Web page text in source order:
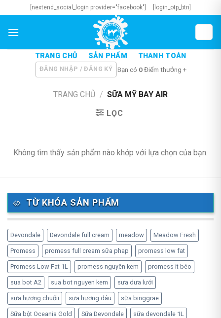
to
content
[nextend_social_login provider="facebook"] [login_otp_btn]
TRANG CHỦ SẢN PHẨM THANH TOÁN
ĐĂNG NHẬP / ĐĂNG KÝ Bạn có 0Điểm thưởng +
TRANG CHỦ / SỮA MỸ BAY AIR
LỌC
Không tìm thấy sản phẩm nào khớp với lựa chọn của bạn.
TỪ KHÓA SẢN PHẨM
Devondale Devondale full cream meadow Meadow Fresh
Promess promess full cream sữa phap promess low fat
Promess Low Fat 1L promess nguyên kem promess ít béo
sua bot A2 sua bot nguyen kem sưa dưa lưới
sưa hương chuốii sưa hương dâu sữa binggrae
Sữa bột Oceania Gold Sữa Devondale sữa devondale 1L